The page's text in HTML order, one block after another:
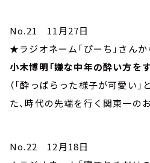
No.21 11月27日
★ラジオネーム「ぴーち」さん
小木博明「嫌な中年の酔い方をす
（「酔っぱらった様子が可愛い
た、時代の先端を行く関東一の
No.22 12月18日